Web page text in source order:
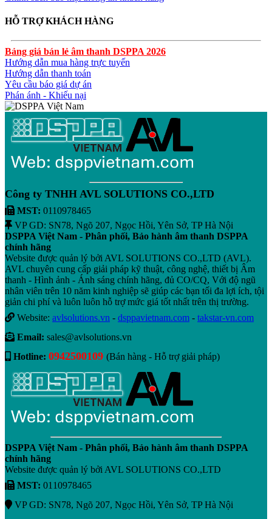
HỖ TRỢ KHÁCH HÀNG
Bảng giá bán lẻ âm thanh DSPPA 2026
Hướng dẫn mua hàng trực tuyến
Hướng dẫn thanh toán
Yêu cầu báo giá dự án
Phán ánh - Khiếu nại
Công ty TNHH AVL SOLUTIONS CO.,LTD
MST: 0110978465
VP GD: SN78, Ngõ 207, Ngọc Hồi, Yên Sở, TP Hà Nội
DSPPA Việt Nam - Phân phối, Bảo hành âm thanh DSPPA
chính hãng
Website được quản lý bởi AVL SOLUTIONS CO.,LTD (AVL).
AVL chuyên cung cấp giải pháp kỹ thuật, công nghệ, thiết bị Âm
thanh - Hình ảnh - Ánh sáng chính hãng, đủ CO/CQ, Với độ ngũ
nhân viên trên 10 năm kinh nghiệp sẽ giúp các bạn tối đa lợi ích, tội
giản chi phí và luôn luôn hỗ trợ mức giá tốt nhất trên thị trường.
Website: avlsolutions.vn - dsppavietnam.com - takstar-vn.com
Email: sales@avlsolutions.vn
Hotline: 0942500109 (Bán hàng - Hỗ trợ giải pháp)
DSPPA Việt Nam - Phân phối, Bảo hành âm thanh DSPPA
chính hãng
Website được quản lý bởi AVL SOLUTIONS CO.,LTD
MST: 0110978465
VP GD: SN78, Ngõ 207, Ngọc Hồi, Yên Sở, TP Hà Nội